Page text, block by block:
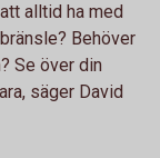
alltid ha med
Behöver
Se över din
säger David